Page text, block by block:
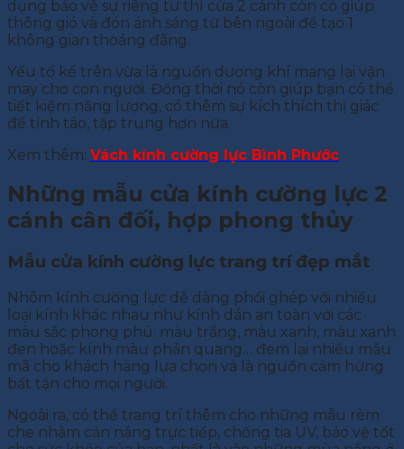
dụng bảo vệ sự riêng tư thì cửa 2 cánh còn có giúp
thông gió và đón ánh sáng từ bên ngoài để tạo 1
không gian thoáng đãng.
Yếu tố kể trên vừa là nguồn dương khí mang lại vận
may cho con người. Đồng thời nó còn giúp bạn có thể
tiết kiệm năng lượng, có thêm sự kích thích thị giác
để tỉnh táo, tập trung hơn nữa.
Xem thêm: Vách kính cường lực Bình Phước
Những mẫu cửa kính cường lực 2
cánh cân đối, hợp phong thủy
Mẫu cửa kính cường lực trang trí đẹp mắt
Nhôm kính cường lực dễ dàng phối ghép với nhiều
loại kính khác nhau như kính dán an toàn với các
màu sắc phong phú: màu trắng, màu xanh, màu xanh
đen hoặc kính màu phản quang… đem lại nhiều mẫu
mã cho khách hàng lựa chọn và là nguồn cảm hứng
bất tận cho mọi người.
Ngoài ra, có thể trang trí thêm cho những mẫu rèm
che nhằm cản nắng trực tiếp, chống tia UV, bảo vệ tốt